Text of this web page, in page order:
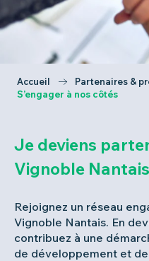
Accueil
Partenaires &
S’engager à nos côtés
Je deviens
Vignoble Nantais
Rejoignez un réseau
Vignoble Nantais. En
contribuez à une
de développement et de